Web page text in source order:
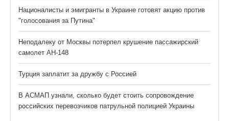
Националисты и эмигранты в Украине готовят акцию против
"голосования за Путина"
Неподалеку от Москвы потерпел крушение пассажирский
самолет АН-148
Турция заплатит за дружбу с Россией
В АСМАП узнали, сколько будет стоить сопровождение
российских перевозчиков патрульной полицией Украины